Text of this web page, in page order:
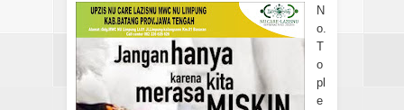
N
o.
T
o
pl
e